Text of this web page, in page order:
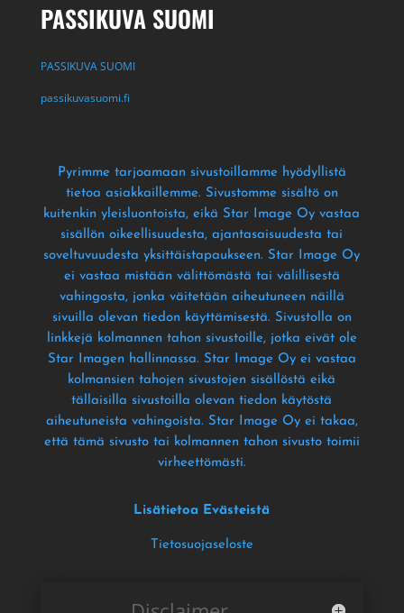
PASSIKUVA SUOMI
PASSIKUVA SUOMI
passikuvasuomi.fi
Pyrimme tarjoamaan sivustoillamme hyödyllistä
tietoa asiakkaillemme. Sivustomme sisältö on
kuitenkin yleisluontoista, eikä Star Image Oy vastaa
sisällön oikeellisuudesta, ajantasaisuudesta tai
soveltuvuudesta yksittäistapaukseen. Star Image Oy
ei vastaa mistään välittömästä tai välillisestä
vahingosta, jonka väitetään aiheutuneen näillä
sivuilla olevan tiedon käyttämisestä. Sivustolla on
linkkejä kolmannen tahon sivustoille, jotka eivät ole
Star Imagen hallinnassa. Star Image Oy ei vastaa
kolmansien tahojen sivustojen sisällöstä eikä
tällaisilla sivustoilla olevan tiedon käytöstä
aiheutuneista vahingoista. Star Image Oy ei takaa,
että tämä sivusto tai kolmannen tahon sivusto toimii
virheettömästi.
Lisätietoa Evästeistä
Tietosuojaseloste